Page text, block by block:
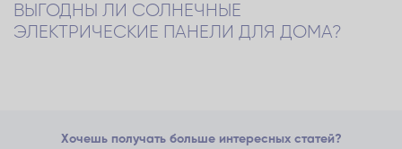
ВЫГОДНЫ ЛИ СОЛНЕЧНЫЕ
ЭЛЕКТРИЧЕСКИЕ ПАНЕЛИ ДЛЯ ДОМА?
Хочешь получать больше интересных статей?